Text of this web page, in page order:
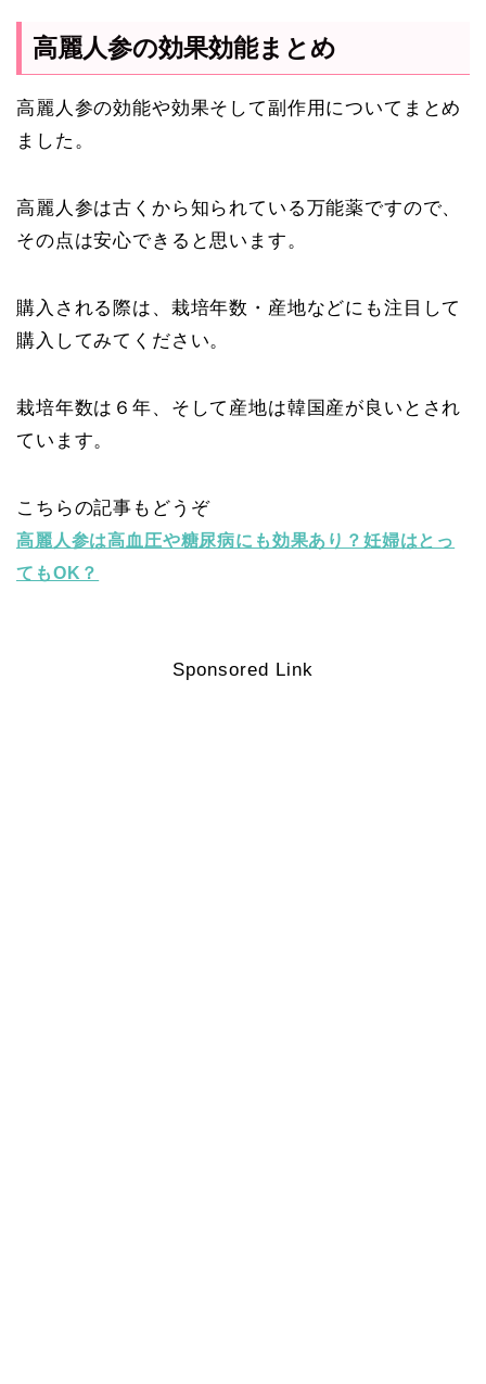
高麗人参の効果効能まとめ
高麗人参の効能や効果そして副作用についてまとめ
ました。
高麗人参は古くから知られている万能薬ですので、
その点は安心できると思います。
購入される際は、栽培年数・産地などにも注目して
購入してみてください。
栽培年数は６年、そして産地は韓国産が良いとされ
ています。
こちらの記事もどうぞ
高麗人参は高血圧や糖尿病にも効果あり？妊婦はとっ
てもOK？
Sponsored Link